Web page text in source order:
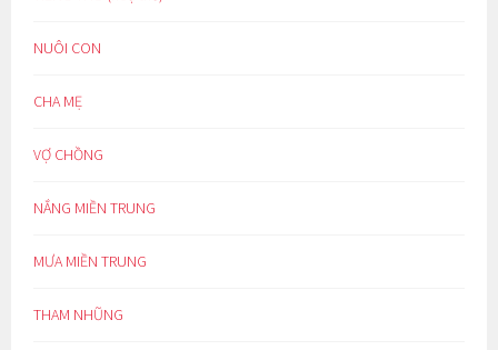
NUÔI CON
CHA MẸ
VỢ CHỒNG
NẮNG MIỀN TRUNG
MƯA MIỀN TRUNG
THAM NHŨNG